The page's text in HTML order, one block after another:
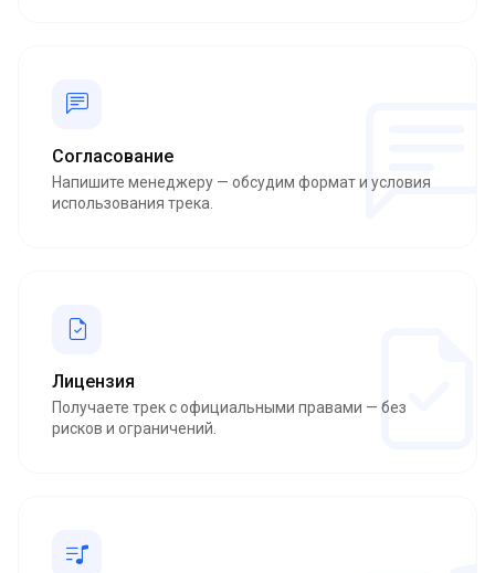
Согласование
Напишите менеджеру — обсудим формат и условия
использования трека.
Лицензия
Получаете трек с официальными правами — без
рисков и ограничений.